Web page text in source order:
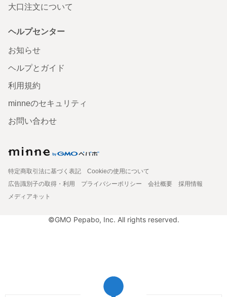
大口注文について
ヘルプセンター
お知らせ
ヘルプとガイド
利用規約
minneのセキュリティ
お問い合わせ
特定商取引法に基づく表記
Cookieの使用について
広告識別子の取得・利用
プライバシーポリシー 会社概要
採用情報
メディアキット
©GMO Pepabo, Inc. All rights reserved.